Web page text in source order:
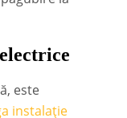
este
instalație